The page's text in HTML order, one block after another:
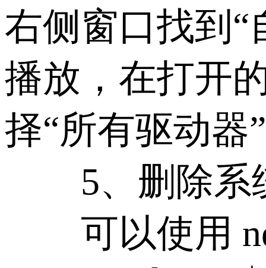
右侧窗口找到
播放，在打开
择“所有驱动器
5、删除系
可以使用 net